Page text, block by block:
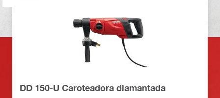
DD 150-U Caroteadora diamantada